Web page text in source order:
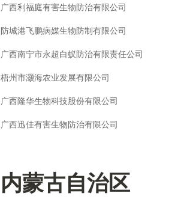
广西利福庭有害生物防治有限公司
防城港飞鹏病媒生物防制有限公司
广西南宁市永超白蚁防治有限责任公司
梧州市灏海农业发展有限公司
广西隆华生物科技股份有限公司
广西迅佳有害生物防治有限公司
内蒙古自治区